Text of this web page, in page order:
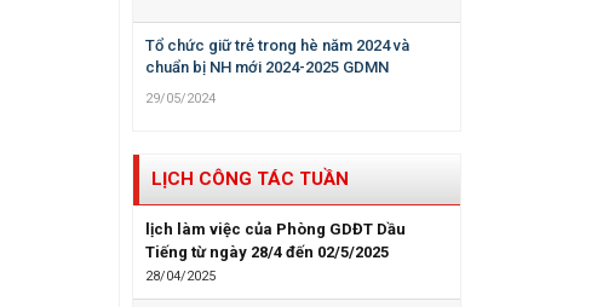
Tổ chức giữ trẻ trong hè năm 2024 và
chuẩn bị NH mới 2024-2025 GDMN
29/05/2024
LỊCH CÔNG TÁC TUẦN
lịch làm việc của Phòng GDĐT Dầu
Tiếng từ ngày 28/4 đến 02/5/2025
28/04/2025